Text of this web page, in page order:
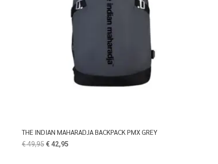
THE INDIAN MAHARADJA BACKPACK PMX GREY
€49,95 Oorspronkelijke
€42,95Huidige